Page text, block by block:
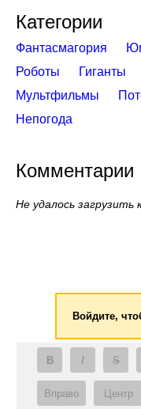
Категории
Фантасмагория
Роботы
Гиганты
Мультфильмы
Непогода
Комментарии
Не удалось
Войдите,
B I S
Вправо Центр